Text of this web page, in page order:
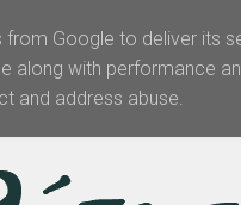
Αρχική
Google to deliver its
along with performance
and address abuse.